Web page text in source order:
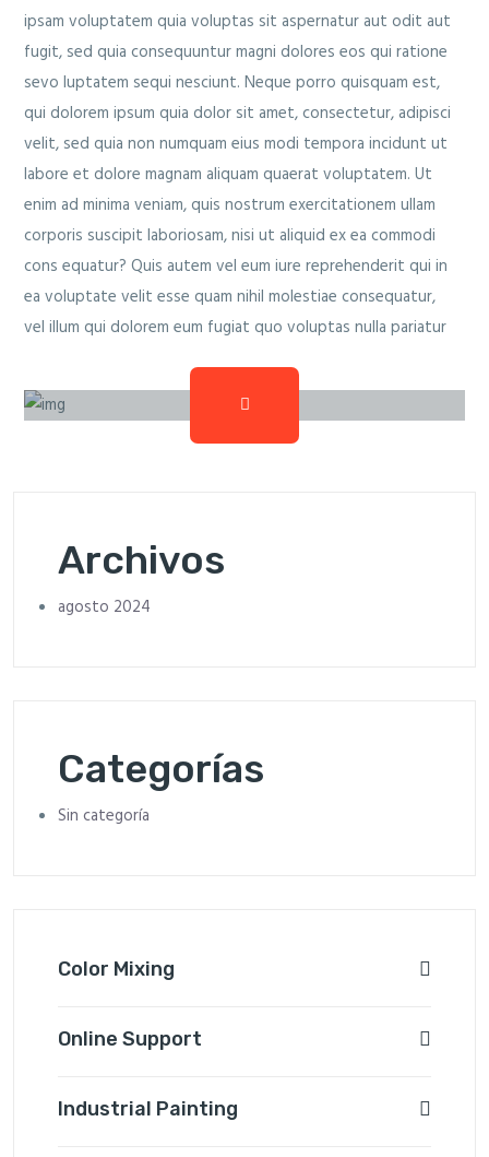
ipsam voluptatem quia voluptas sit aspernatur aut odit aut
fugit, sed quia consequuntur magni dolores eos qui ratione
sevo luptatem sequi nesciunt. Neque porro quisquam est,
qui dolorem ipsum quia dolor sit amet, consectetur, adipisci
velit, sed quia non numquam eius modi tempora incidunt ut
labore et dolore magnam aliquam quaerat voluptatem. Ut
enim ad minima veniam, quis nostrum exercitationem ullam
corporis suscipit laboriosam, nisi ut aliquid ex ea commodi
cons equatur? Quis autem vel eum iure reprehenderit qui in
ea voluptate velit esse quam nihil molestiae consequatur,
vel illum qui dolorem eum fugiat quo voluptas nulla pariatur
Archivos
agosto 2024
Categorías
Sin categoría
Color Mixing
Online Support
Industrial Painting